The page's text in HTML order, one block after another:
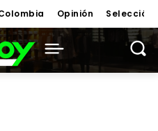
Opinión Selección